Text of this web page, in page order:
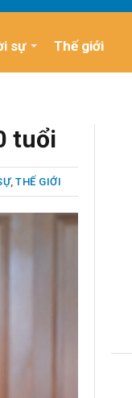
sự Thế giới
tuổi
, THẾ GIỚI